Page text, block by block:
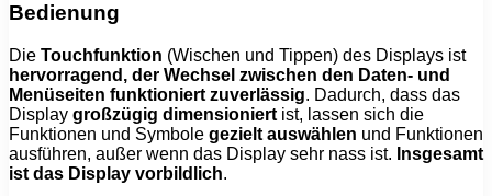
Bedienung
Die Touchfunktion (Wischen und Tippen) des Displays ist
hervorragend, der Wechsel zwischen den Daten- und
Menüseiten funktioniert zuverlässig. Dadurch, dass das
Display großzügig dimensioniert ist, lassen sich die
Funktionen und Symbole gezielt auswählen und Funktionen
ausführen, außer wenn das Display sehr nass ist. Insgesamt
ist das Display vorbildlich.